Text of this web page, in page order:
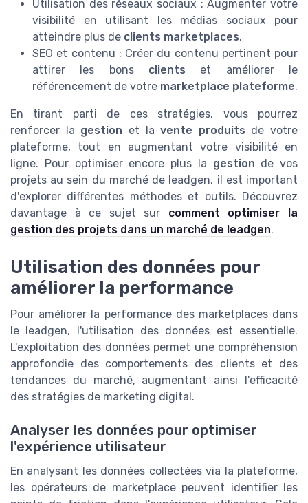
Utilisation des réseaux sociaux : Augmenter votre
visibilité en utilisant les médias sociaux pour
atteindre plus de clients marketplaces.
SEO et contenu : Créer du contenu pertinent pour
attirer les bons clients et améliorer le
référencement de votre marketplace plateforme.
En tirant parti de ces stratégies, vous pourrez
renforcer la gestion et lavente produits de votre
plateforme, tout en augmentant votre visibilité en
ligne. Pour optimiser encore plus la gestion de vos
projets au sein du marché de leadgen, il est important
d'explorer différentes méthodes et outils. Découvrez
davantage à ce sujet sur comment optimiser la
gestion des projets dans un marché de leadgen.
Utilisation des données pour
améliorer la performance
Pour améliorer la performance des marketplaces dans
le leadgen, l'utilisation des données est essentielle.
L'exploitation des données permet une compréhension
approfondie des comportements des clients et des
tendances du marché, augmentant ainsi l'efficacité
des stratégies de marketing digital.
Analyser les données pour optimiser
l'expérience utilisateur
En analysant les données collectées via la plateforme,
les opérateurs de marketplace peuvent identifier les